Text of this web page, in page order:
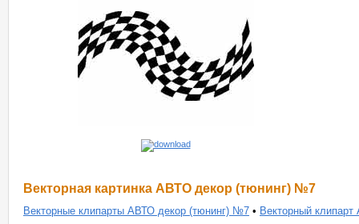
Векторная картинка АВТО декор (тюнинг) №7
Векторные клипарты АВТО декор (тюнинг) №7 • Векторный